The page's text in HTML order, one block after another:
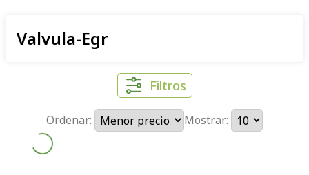
Valvula-Egr
Filtros
Ordenar: Mostrar: